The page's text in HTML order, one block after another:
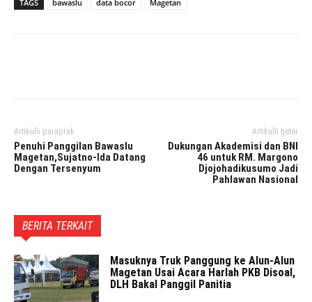
TAGS bawaslu data bocor Magetan
Artikulli paraprak
Penuhi Panggilan Bawaslu
Magetan,Sujatno-Ida Datang
Dengan Tersenyum
Artikulli tjetër
Dukungan Akademisi dan BNI
46 untuk RM. Margono
Djojohadikusumo Jadi
Pahlawan Nasional
BERITA TERKAIT
Masuknya Truk Panggung ke Alun-Alun
Magetan Usai Acara Harlah PKB Disoal,
DLH Bakal Panggil Panitia